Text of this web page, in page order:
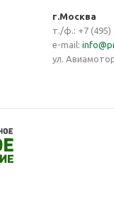
г.Москва
т./ф.: +7 (495)
e-mail:
ул.